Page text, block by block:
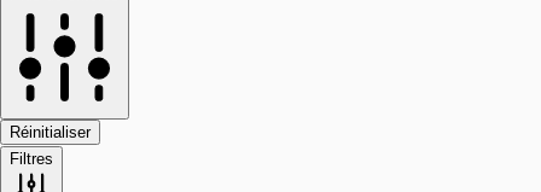
Réinitialiser
Filtres